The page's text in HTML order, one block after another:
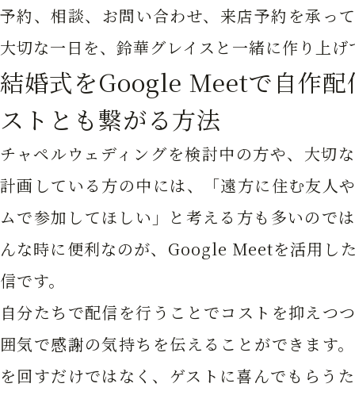
予約、相談、お問い合わせ、来店予約を承っ
大切な一日を、鈴華グレイスと一緒に作り上
結婚式をGoogle Meetで自作配
ストとも繋がる方法
チャペルウェディングを検討中の方や、大切
計画している方の中には、「遠方に住む友人
ムで参加してほしい」と考える方も多いので
んな時に便利なのが、Google Meetを活用し
信です。
自分たちで配信を行うことでコストを抑えつ
囲気で感謝の気持ちを伝えることができます
を回すだけではなく、ゲストに喜んでもらう